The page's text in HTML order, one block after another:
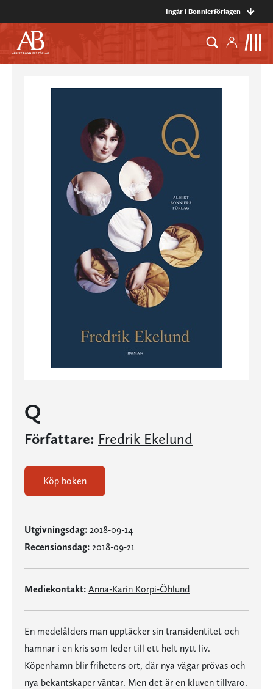
Ingår i Bonnierförlagen
Q
Författare: Fredrik Ekelund
Köp boken
Utgivningsdag: 2018-09-14
Recensionsdag: 2018-09-21
Mediekontakt: Anna-Karin Korpi-Öhlund
En medelålders man upptäcker sin transidentitet och
hamnar i en kris som leder till ett helt nytt liv.
Köpenhamn blir frihetens ort, där nya vägar prövas och
nya bekantskaper väntar. Men det är en kluven tillvaro.